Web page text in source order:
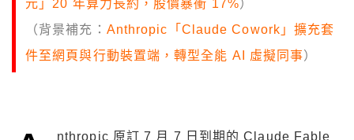
元」20 年算力長約，股價暴衝 17%）
（背景補充： Anthropic「Claude Cowork」擴充套
件至網頁與行動裝置端，轉型全能 AI 虛擬同事）
nthropic 原訂 7 月 7 日到期的 Claude Fable